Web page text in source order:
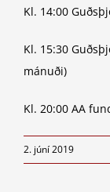
Kl. 14:00
Kl. 15:30
mánuði)
Kl. 20:00 AA
2. júní 2019